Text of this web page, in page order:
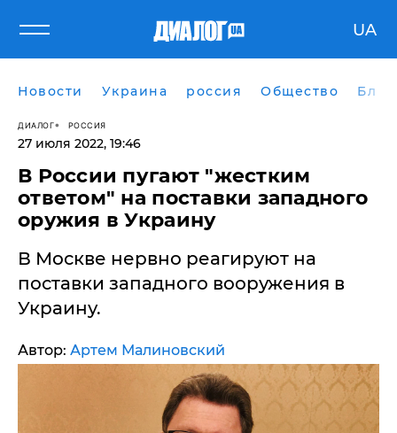
UA
Новости Украина россия Общество
ДИАЛОГ РОССИЯ
27 июля 2022, 19:46
В России пугают "жестким
ответом" на поставки западного
оружия в Украину
В Москве нервно реагируют на
поставки западного вооружения в
Украину.
Автор: Артем Малиновский